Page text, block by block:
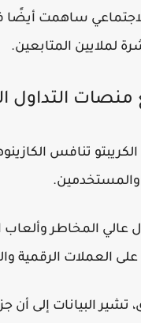
ساهمت أيضًا
لملايين المتابعين.
التداول
الكريبتو تنافس
عالي المخاطر
العملات الرقمية
البيانات إلى أن